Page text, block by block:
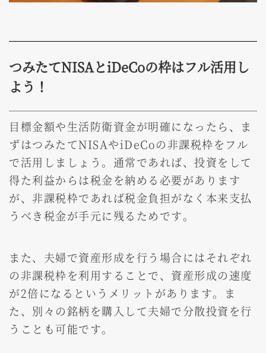
つみたてNISAとiDeCoの枠はフル活用し
よう！
目標金額や生活防衛資金が明確になったら、ま
ずはつみたてNISAやiDeCoの非課税枠をフル
で活用しましょう。通常であれば、投資をして
得た利益からは税金を納める必要があります
が、非課税枠であれば税金負担がなく本来支払
うべき税金が手元に残るためです。
また、夫婦で資産形成を行う場合にはそれぞれ
の非課税枠を利用することで、資産形成の速度
が2倍になるというメリットがあります。ま
た、別々の銘柄を購入して夫婦で分散投資を行
うことも可能です。